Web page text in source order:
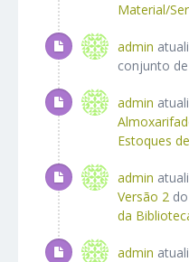
Material/
admin
conjunto
admin
Estoques
admin
Versão 2
da
admin